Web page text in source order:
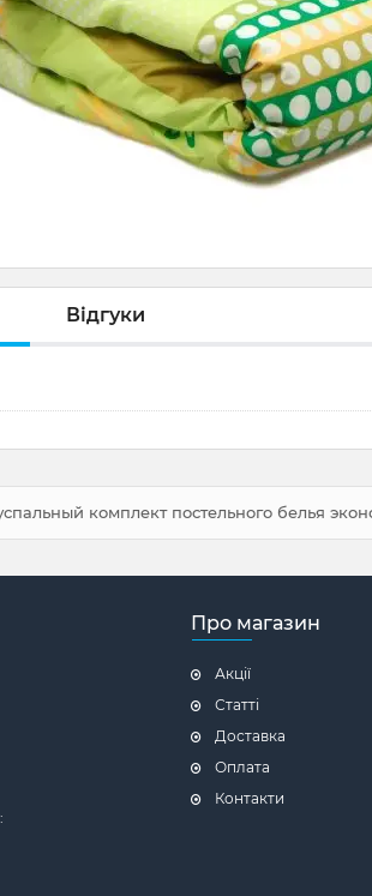
Відгуки
комплект постельного белья
Про магазин
Акції
Статті
Доставка
Оплата
Контакти